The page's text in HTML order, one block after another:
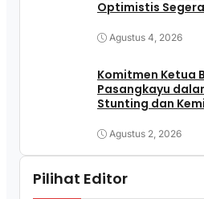
Optimistis
Agustus 4, 2026
Komitmen Ketua
Pasangkayu
Stunting dan
Agustus 2, 2026
Pilihat Editor